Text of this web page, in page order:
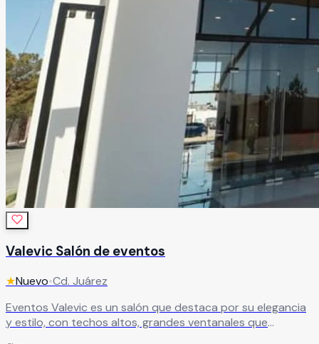
Valevic Salón de eventos
★Nuevo•Cd. Juárez
Eventos Valevic es un salón que destaca por su elegancia
y estilo, con techos altos, grandes ventanales que